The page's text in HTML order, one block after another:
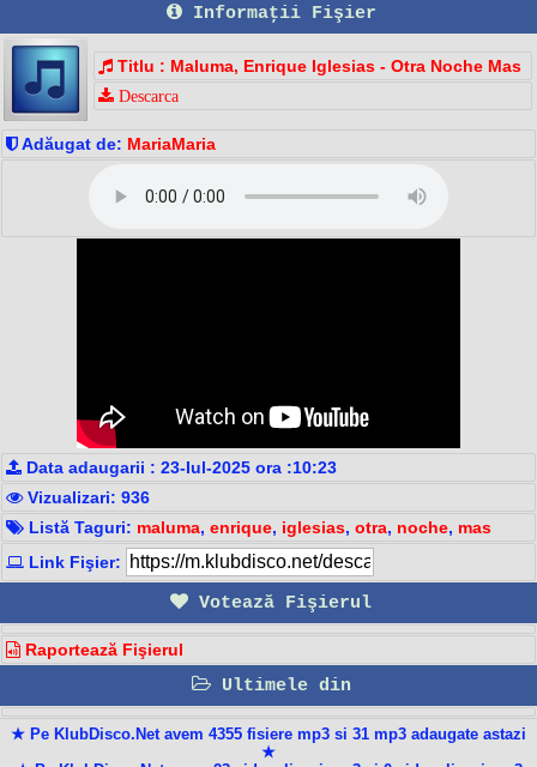
Informaţii Fişier
Titlu : Maluma, Enrique Iglesias - Otra Noche Mas
Descarca
Adăugat de: MariaMaria
Data adaugarii : 23-Iul-2025 ora :10:23
Vizualizari: 936
Listă Taguri: maluma, enrique, iglesias, otra, noche, mas
Link Fişier:
Votează Fişierul
Raportează Fişierul
Ultimele din
★ Pe KlubDisco.Net avem 4355 fisiere mp3 si 31 mp3 adaugate astazi
★